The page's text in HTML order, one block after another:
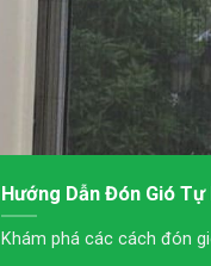
Hướng Dẫn Đón Gió Tự
Khám phá các cách đón